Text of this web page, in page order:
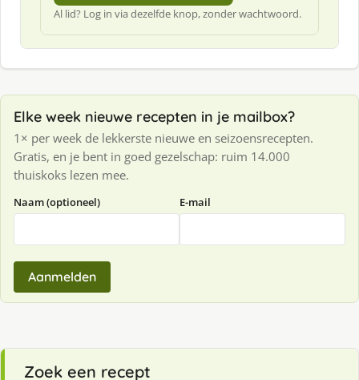
Al lid? Log in via dezelfde knop, zonder wachtwoord.
Elke week nieuwe recepten in je mailbox?
1× per week de lekkerste nieuwe en seizoensrecepten.
Gratis, en je bent in goed gezelschap: ruim 14.000
thuiskoks lezen mee.
Naam (optioneel) E-mail
Aanmelden
Zoek een recept